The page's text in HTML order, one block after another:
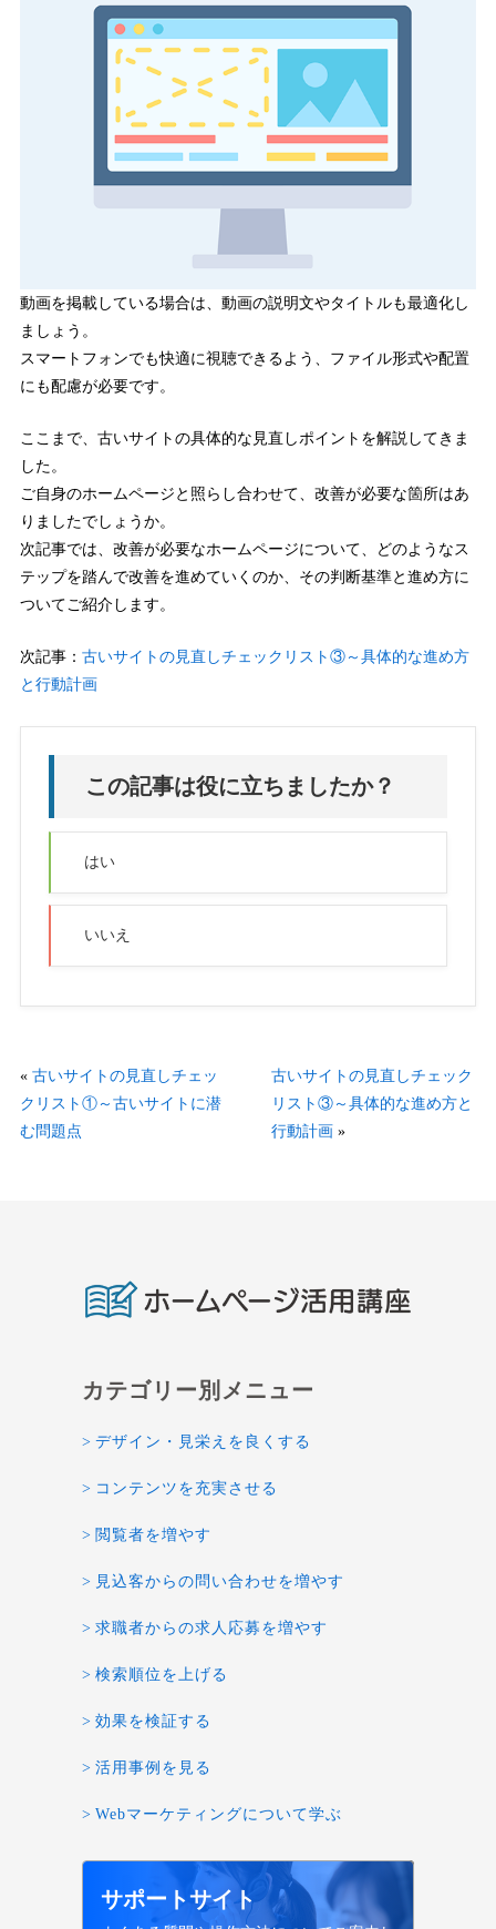
動画を掲載している場合は、動画の説明文やタイトルも最適化し
ましょう。
スマートフォンでも快適に視聴できるよう、ファイル形式や配置
にも配慮が必要です。
ここまで、古いサイトの具体的な見直しポイントを解説してきま
した。
ご自身のホームページと照らし合わせて、改善が必要な箇所はあ
りましたでしょうか。
次記事では、改善が必要なホームページについて、どのようなス
テップを踏んで改善を進めていくのか、その判断基準と進め方に
ついてご紹介します。
次記事： 古いサイトの見直しチェックリスト③～具体的な進め方
と行動計画
この記事は役に立ちましたか？
はい
いいえ
« 古いサイトの見直しチェッ
クリスト①～古いサイトに潜
む問題点
古いサイトの見直しチェック
リスト③～具体的な進め方と
行動計画 »
デザイン・見栄えを良くする
コンテンツを充実させる
閲覧者を増やす
見込客からの問い合わせを増やす
求職者からの求人応募を増やす
検索順位を上げる
効果を検証する
活用事例を見る
Webマーケティングについて学ぶ
サポートサイト